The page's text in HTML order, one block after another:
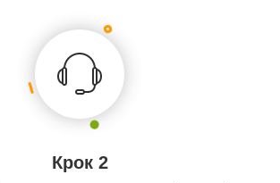
Крок 2